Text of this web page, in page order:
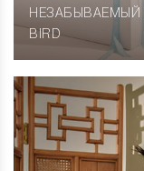
НЕЗАБЫВАЕМЫЙ
BIRD